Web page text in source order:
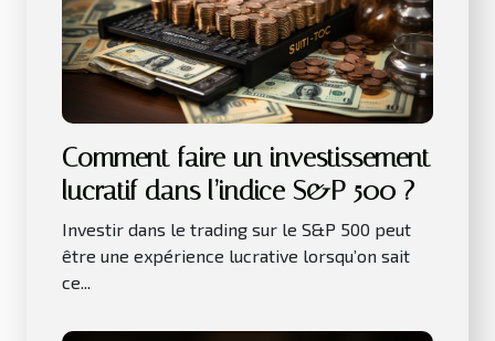
Comment faire un investissement
lucratif dans l’indice S&P 500 ?
Investir dans le trading sur le S&P 500 peut
être une expérience lucrative lorsqu’on sait
ce...